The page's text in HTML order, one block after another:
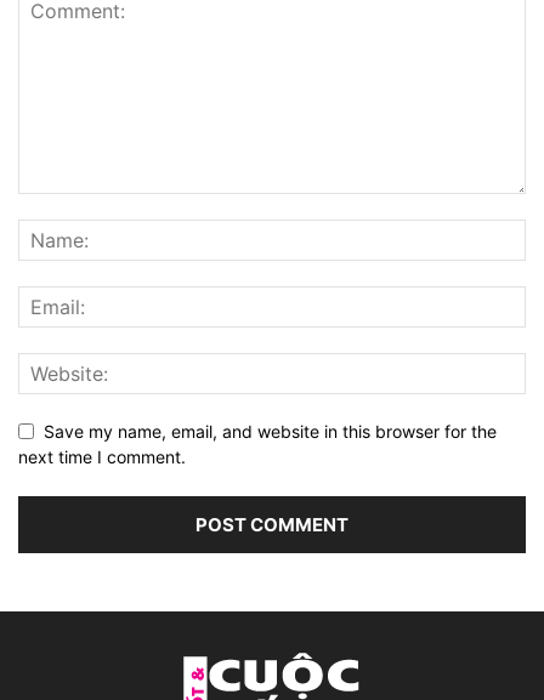
Save my name, email, and website in this browser for the
next time I comment.